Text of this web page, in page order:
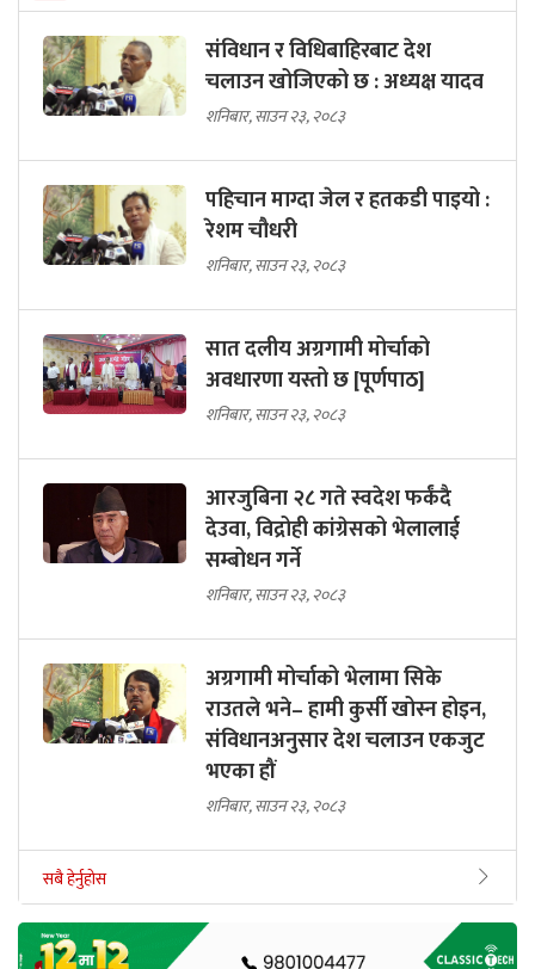
संविधान र विधिबाहिरबाट देश
चलाउन खोजिएको छ : अध्यक्ष यादव
शनिबार, साउन २३, २०८३
पहिचान माग्दा जेल र हतकडी पाइयो :
रेशम चौधरी
शनिबार, साउन २३, २०८३
सात दलीय अग्रगामी मोर्चाको
अवधारणा यस्तो छ [पूर्णपाठ]
शनिबार, साउन २३, २०८३
आरजुबिना २८ गते स्वदेश फर्कंदै
देउवा, विद्रोही कांग्रेसको भेलालाई
सम्बोधन गर्ने
शनिबार, साउन २३, २०८३
अग्रगामी मोर्चाको भेलामा सिके
राउतले भने– हामी कुर्सी खोस्न होइन,
संविधानअनुसार देश चलाउन एकजुट
भएका हौं
शनिबार, साउन २३, २०८३
सबै हेर्नुहोस